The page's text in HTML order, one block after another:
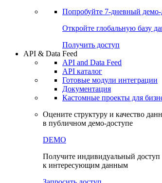
Попробуйте 7-дневный
Откройте глобальную базу
Получить доступ
API & Data Feed
API and Data Feed
API каталог
Готовые модули интеграции
Документация
Кастомные проекты для
Оцените структуру и качество
в публичном демо-доступе
DEMO
Получите индивидуальный доступ
к интересующим данным